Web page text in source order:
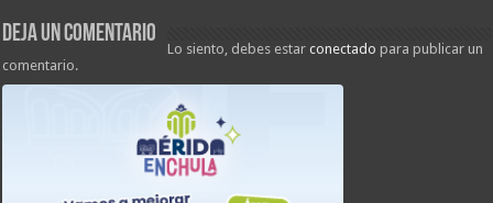
Deja un comentario
Lo siento, debes estarconectado para publicar un
comentario.